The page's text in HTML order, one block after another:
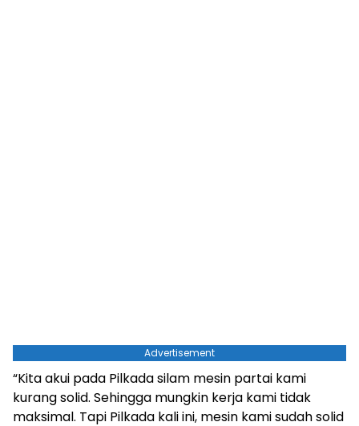
Advertisement
“Kita akui pada Pilkada silam mesin partai kami
kurang solid. Sehingga mungkin kerja kami tidak
maksimal. Tapi Pilkada kali ini, mesin kami sudah solid